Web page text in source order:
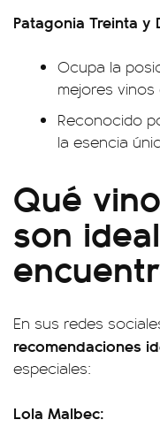
Patagonia Treinta y
Ocupa la
mejores vinos
Reconocido
la esencia
Qué
son
En sus redes
recomendaciones
especiales:
Lola Malbec: